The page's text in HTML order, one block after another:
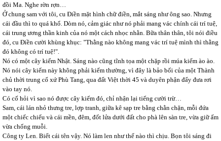
đồi Ma. Nghe rờn rợn…
Ở chung sam với tôi, cu Điền mặt hình chữ điền, mắt sáng như ông sao. Nhưng
cái đầu thì to quá khổ. Dòm nó, cảm giác như nó phải mang vác chính cái trí tuệ,
cái trung ương thần kinh của nó một cách nhọc nhằn. Bữa thân thân, tôi nói điều
đó, cu Điền cười khùng khục: "Thằng nào không mang vác trí tuệ mình thì thằng
đó không có trí tuệ!".
Nó có một cây kiếm Nhật. Sáng nào cũng tĩnh tọa một chặp rồi múa kiếm ào ào.
Nó nói cây kiếm này không phải kiếm thường, vì đây là bảo bối của một Thành
chủ thời trung cổ xứ Phù Tang, qua đất Việt thời 45 và duyên phận đẩy đưa rơi
vào tay nó.
Có cố hỏi vì sao nó được cây kiếm đó, chỉ nhận lại tiếng cười trừ…
Sam, cái lán nhỏ thưng tre, lợp tranh, giữa kê sạp tre bằng chằn chặn, mỗi đứa
một chiếc chiếu và cái mền, đêm, đốt lửa dưới đất cho phà lên sàn tre, vừa giữ ấm
vừa chống muỗi.
Công ty Len. Biết cái tên vậy. Nó làm len như thế nào thì chịu. Bọn tôi sáng đi